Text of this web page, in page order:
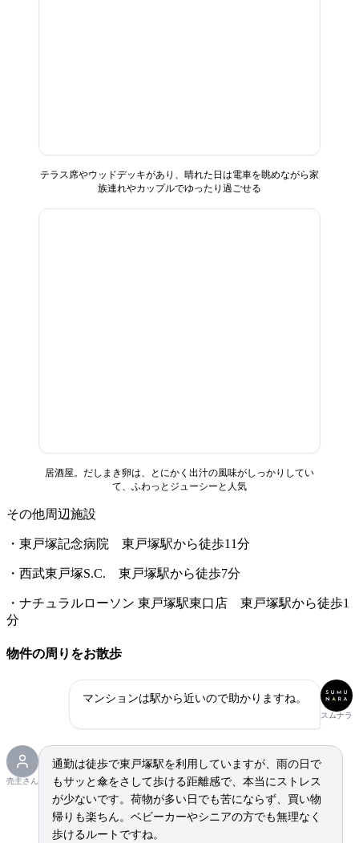
テラス席やウッドデッキがあり、晴れた日は電車を眺めながら家
族連れやカップルでゆったり過ごせる
居酒屋。だしまき卵は、とにかく出汁の風味がしっかりしてい
て、ふわっとジューシーと人気
その他周辺施設
・東戸塚記念病院 東戸塚駅から徒歩11分
・西武東戸塚S.C. 東戸塚駅から徒歩7分
・ナチュラルローソン 東戸塚駅東口店 東戸塚駅から徒歩1
分
物件の周りをお散歩
スムナラ
マンションは駅から近いので助かりますね。
売主さん
通勤は徒歩で東戸塚駅を利用していますが、雨の日で
もサッと傘をさして歩ける距離感で、本当にストレス
が少ないです。荷物が多い日でも苦にならず、買い物
帰りも楽ちん。ベビーカーやシニアの方でも無理なく
歩けるルートですね。